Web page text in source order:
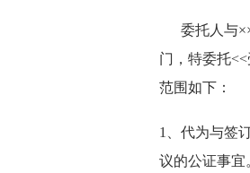
委托人与××
门，特委托
范围如下：
1、代为与签
议的公证事宜